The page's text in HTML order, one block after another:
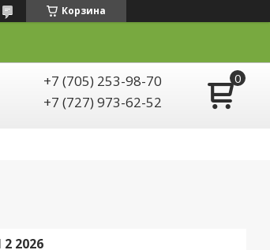
Корзина
+7 (705) 253-98-70
+7 (727) 973-62-52
2026